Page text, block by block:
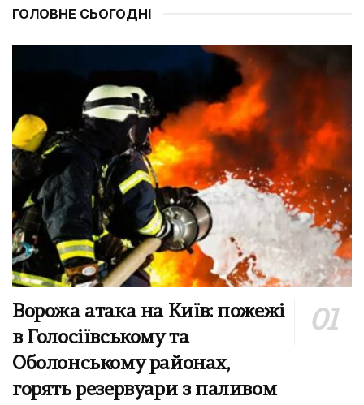
ГОЛОВНЕ СЬОГОДНІ
Ворожа атака на Київ: пожежі
в Голосіївському та
Оболонському районах,
горять резервуари з паливом